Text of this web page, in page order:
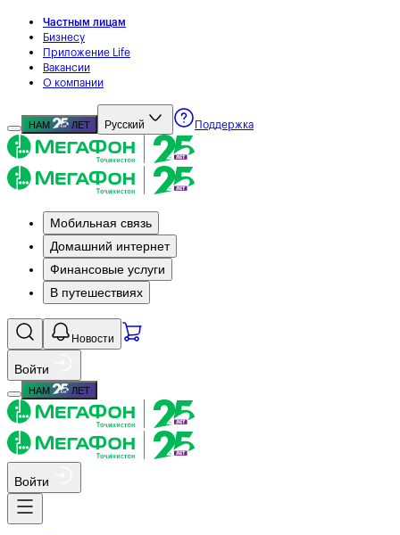
Частным лицам
Бизнесу
Приложение Life
Вакансии
О компании
НАМ ЛЕТ Русский Поддержка
Мобильная связь
Домашний интернет
Финансовые услуги
В путешествиях
Новости
Войти
НАМ ЛЕТ
Войти